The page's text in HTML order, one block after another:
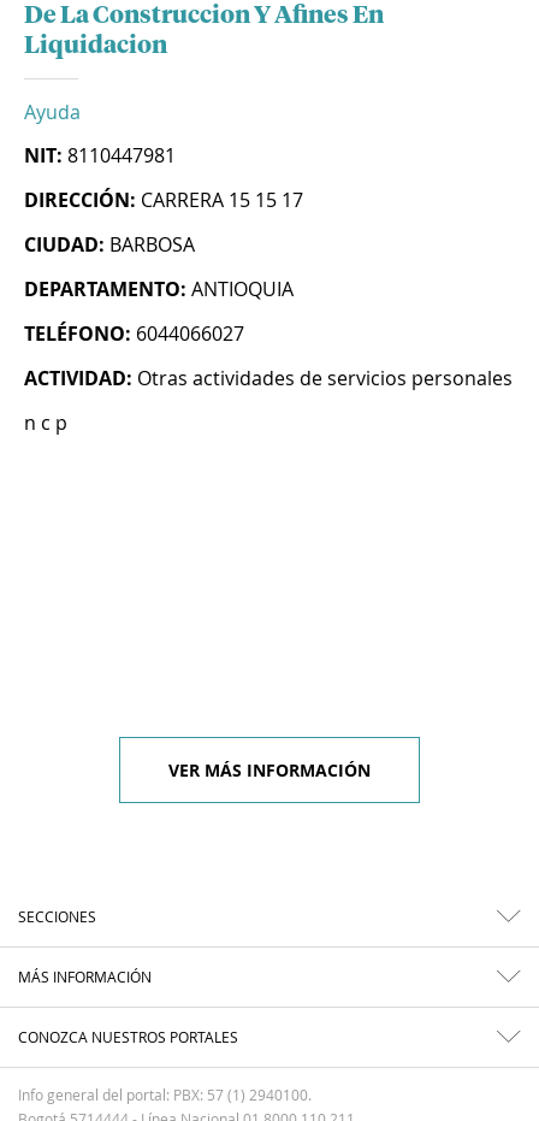
De La Construccion Y Afines En
Liquidacion
Ayuda
NIT: 8110447981
DIRECCIÓN: CARRERA 15 15 17
CIUDAD: BARBOSA
DEPARTAMENTO: ANTIOQUIA
TELÉFONO: 6044066027
ACTIVIDAD: Otras actividades de servicios personales
n c p
VER MÁS INFORMACIÓN
SECCIONES
MÁS INFORMACIÓN
CONOZCA NUESTROS PORTALES
Info general del portal: PBX: 57 (1) 2940100.